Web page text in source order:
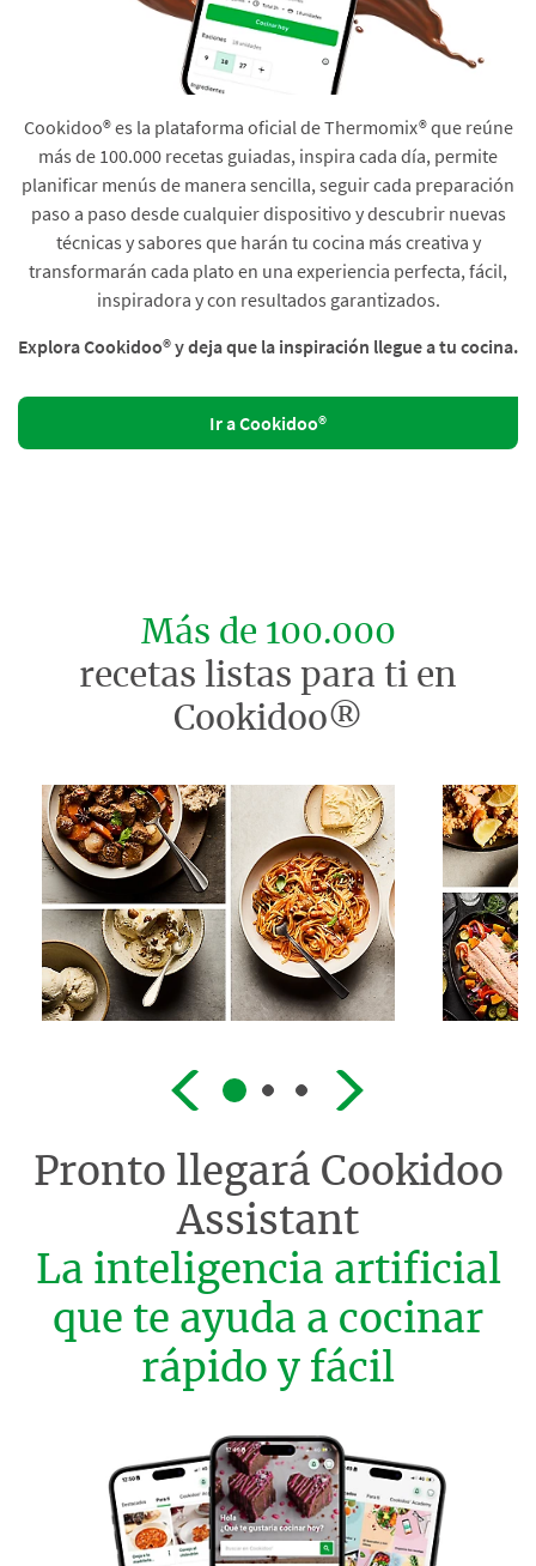
Cookidoo® es la plataforma oficial de Thermomix® que reúne
más de 100.000 recetas guiadas, inspira cada día, permite
planificar menús de manera sencilla, seguir cada preparación
paso a paso desde cualquier dispositivo y descubrir nuevas
técnicas y sabores que harán tu cocina más creativa y
transformarán cada plato en una experiencia perfecta, fácil,
inspiradora y con resultados garantizados.
Explora Cookidoo® y deja que la inspiración llegue a tu cocina.
Ir a Cookidoo®
Más de 100.000
recetas listas para ti en
Cookidoo®
Pronto llegará Cookidoo
Assistant
La inteligencia artificial
que te ayuda a cocinar
rápido y fácil